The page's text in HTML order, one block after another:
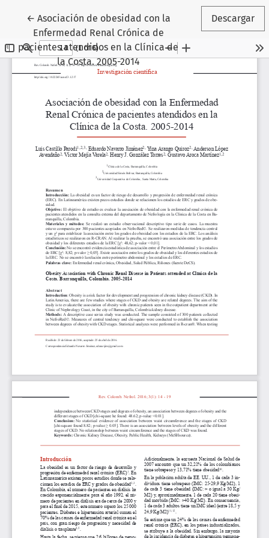
← Volver a los detalles del artículo
Asociación de obesidad con la
Enfermedad Renal Crónica de
pacientes atendidos en la Clínica de
la Costa. 2005-2014
Descargar